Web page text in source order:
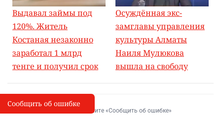
Выдавал займы под
120%. Житель
Костаная незаконно
заработал 1 млрд
тенге и получил срок
Осуждённая экс-
замглавы управления
культуры Алматы
Наиля Мулюкова
вышла на свободу
I
Сообщить об опечатке
Выделите фрагмент и нажмите «Сообщить об ошибке»
Сообщить об ошибке